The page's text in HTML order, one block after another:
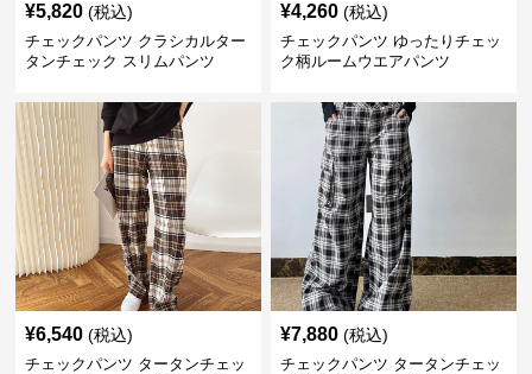
¥5,820 (税込)
チェックパンツ クラシカルター
タンチェック スリムパンツ
¥4,260 (税込)
チェックパンツ ゆったりチェッ
ク柄ルームウエアパンツ
¥6,540 (税込)
チェックパンツ タータンチェッ
¥7,880 (税込)
チェックパンツ タータンチェッ